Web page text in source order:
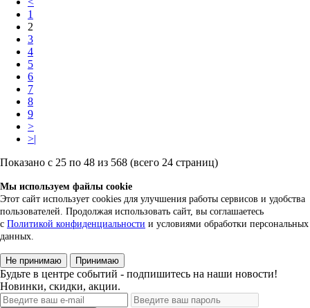
1
2
3
4
5
6
7
8
9
>
>|
Показано с 25 по 48 из 568 (всего 24 страниц)
Мы используем файлы cookie
Этот сайт использует cookies для улучшения работы сервисов и удобства
пользователей. Продолжая использовать сайт, вы соглашаетесь
с Политикой конфиденциальности и условиями обработки персональных
данных.
Не принимаю Принимаю
Будьте в центре событий - подпишитесь на наши новости!
Новинки, скидки, акции.